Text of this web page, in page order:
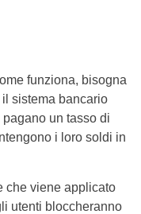
funziona, bisogna
sistema bancario
un tasso di
i loro soldi in
che viene applicato
utenti bloccheranno